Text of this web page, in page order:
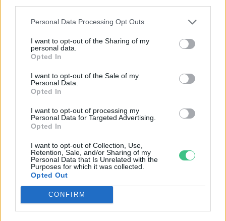
Personal Data Processing Opt Outs
I want to opt-out of the Sharing of my
personal data.
Opted In
I want to opt-out of the Sale of my
Personal Data.
Opted In
I want to opt-out of processing my
Personal Data for Targeted Advertising.
Opted In
I want to opt-out of Collection, Use,
Retention, Sale, and/or Sharing of my
Personal Data that Is Unrelated with the
Purposes for which it was collected.
Opted Out
CONFIRM
Nem csak növényrajongóknak!
– 8 arborétum, amelyet
érdemes meglátogatni
ÉLŐ BOLYGÓNK Granát-Galló Tímea